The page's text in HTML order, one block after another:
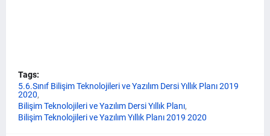
Tags:
5.6.Sınıf Bilişim Teknolojileri ve Yazılım Dersi Yıllık Planı 2019
2020
Bilişim Teknolojileri ve Yazılım Dersi Yıllık Planı
Bilişim Teknolojileri ve Yazılım Yıllık Planı 2019 2020